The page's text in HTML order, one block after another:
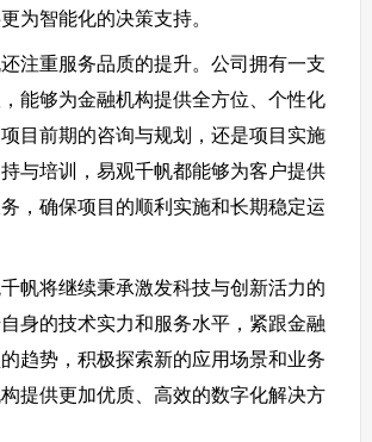
为智能化的决策支持。
注重服务品质的提升。公司拥有一支
能够为金融机构提供全方位、个性化
目前期的咨询与规划，还是项目实施
与培训，易观千帆都能够为客户提供
，确保项目的顺利实施和长期稳定运
帆将继续秉承激发科技与创新活力的
身的技术实力和服务水平，紧跟金融
趋势，积极探索新的应用场景和业务
提供更加优质、高效的数字化解决方